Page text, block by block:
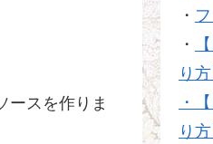
スを作りま
・
・
り方
・
り方